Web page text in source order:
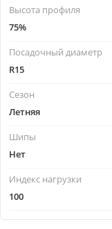
Высота профиля
75%
Посадочный диаметр
R15
Сезон
Летняя
Шипы
Нет
Индекс нагрузки
100